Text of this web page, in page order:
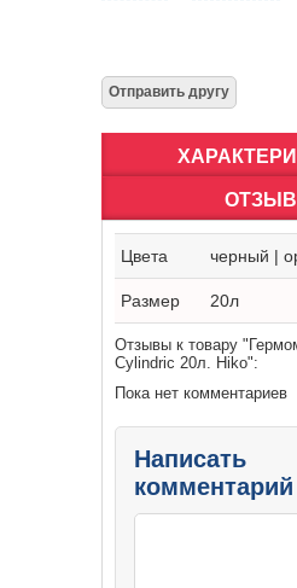
Цвета черный |
Размер 20л
Отзывы к товару
Cylindric 20л. Hiko":
Пока нет комментариев
Написать
комментарий